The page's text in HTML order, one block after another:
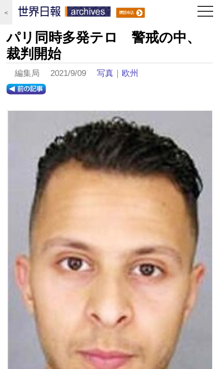
＜
パリ同時多発テロ 警戒の中、
裁判開始
編集局 2021/9/09写真 ｜ 欧州